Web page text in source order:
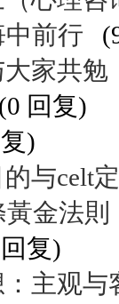
前行
家共勉
(0 回复)
)
与celt
金法則
复)
主观与